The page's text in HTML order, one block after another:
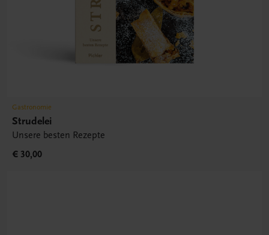
Gastronomie
Strudelei
Unsere besten Rezepte
€ 30,00